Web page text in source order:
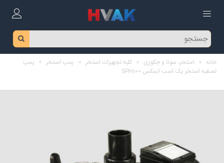
خانه > استخر، سونا و جکوزی > کلیه تجهیزات استخر > پمپ استخر > پمپ
تصفیه استخر یک اسب ایمکس SPH100